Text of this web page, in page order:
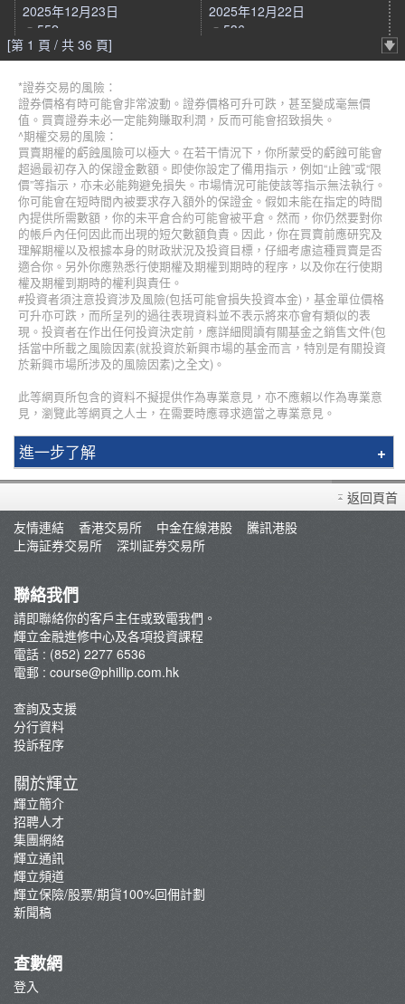
2025年12月23日
552
2025年12月22日
536
[第 1 頁 / 共 36 頁]
*證券交易的風險：
證券價格有時可能會非常波動。證券價格可升可跌，甚至變成毫無價
值。買賣證券未必一定能夠賺取利潤，反而可能會招致損失。
^期權交易的風險：
買賣期權的虧蝕風險可以極大。在若干情況下，你所蒙受的虧蝕可能會
超過最初存入的保證金數額。即使你設定了備用指示，例如“止蝕”或“限
價”等指示，亦未必能夠避免損失。市場情況可能使該等指示無法執行。
你可能會在短時間內被要求存入額外的保證金。假如未能在指定的時間
內提供所需數額，你的未平倉合約可能會被平倉。然而，你仍然要對你
的帳戶內任何因此而出現的短欠數額負責。因此，你在買賣前應研究及
理解期權以及根據本身的財政狀況及投資目標，仔細考慮這種買賣是否
適合你。另外你應熟悉行使期權及期權到期時的程序，以及你在行使期
權及期權到期時的權利與責任。
#投資者須注意投資涉及風險(包括可能會損失投資本金)，基金單位價格
可升亦可跌，而所呈列的過往表現資料並不表示將來亦會有類似的表
現。投資者在作出任何投資決定前，應詳細閱讀有關基金之銷售文件(包
括當中所載之風險因素(就投資於新興市場的基金而言，特別是有關投資
於新興市場所涉及的風險因素)之全文)。
此等網頁所包含的資料不擬提供作為專業意見，亦不應賴以作為專業意
見，瀏覽此等網頁之人士，在需要時應尋求適當之專業意見。
進一步了解
簡介
輝立課程
講師
條款及細則
郭樹鈿博士股票期權策略班
George Au期權實戰技巧分享班
咖啡拉花工作坊
返回頁首
友情連結
香港交易所 中金在線港股
騰訊港股
上海証券交易所
深圳証券交易所
聯絡我們
請即聯絡你的客戶主任或致電我們。
輝立金融進修中心及各項投資課程
電話 : (852) 2277 6536
電郵 : course@phillip.com.hk
查詢及支援
分行資料
投訴程序
關於輝立
輝立簡介
招聘人才
集團網絡
輝立通訊
輝立頻道
輝立保險/股票/期貨100%回佣計劃
新聞稿
查數網
登入